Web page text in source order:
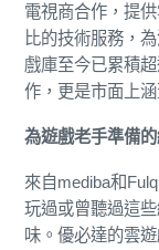
電視商合作，提
比的技術服務，
戲庫至今已累積
作，更是市面上
為遊戲老手準備
來自mediba和
玩過或曾聽過這
味。優必達的雲